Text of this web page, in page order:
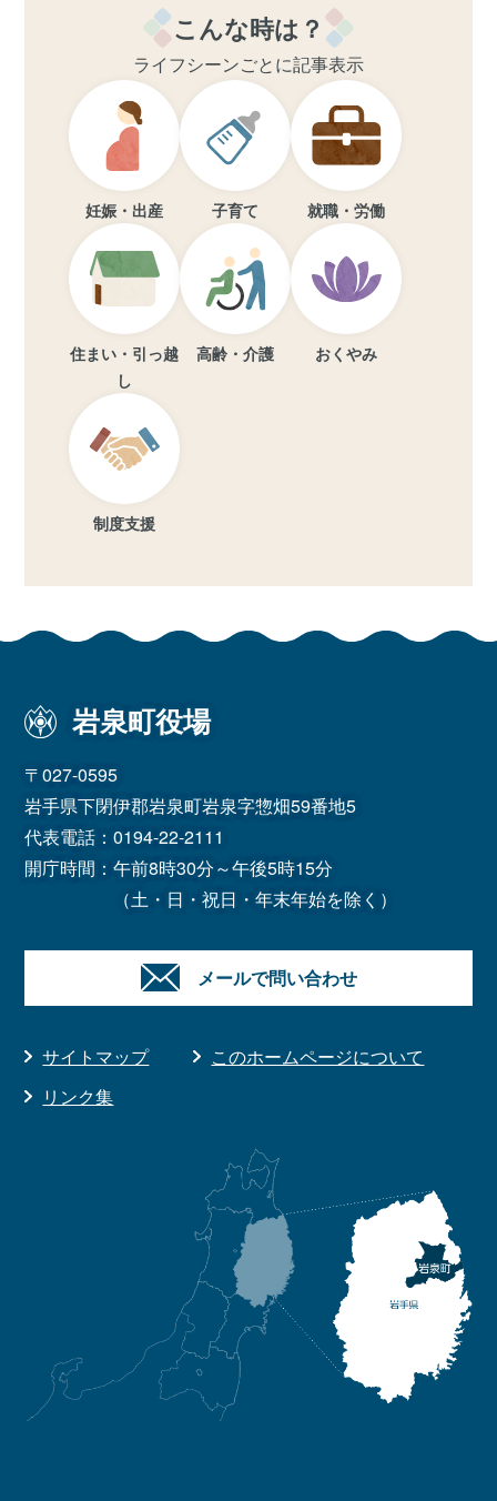
こんな時は？
ライフシーンごとに記事表示
妊娠・出産 子育て 就職・労働
住まい・引っ越
し
高齢・介護 おくやみ
制度支援
岩泉町役場
〒027-0595
岩手県下閉伊郡岩泉町岩泉字惣畑59番地5
代表電話：0194-22-2111
開庁時間：午前8時30分～午後5時15分
（土・日・祝日・年末年始を除く）
メールで問い合わせ
サイトマップ
このホームページについて
リンク集